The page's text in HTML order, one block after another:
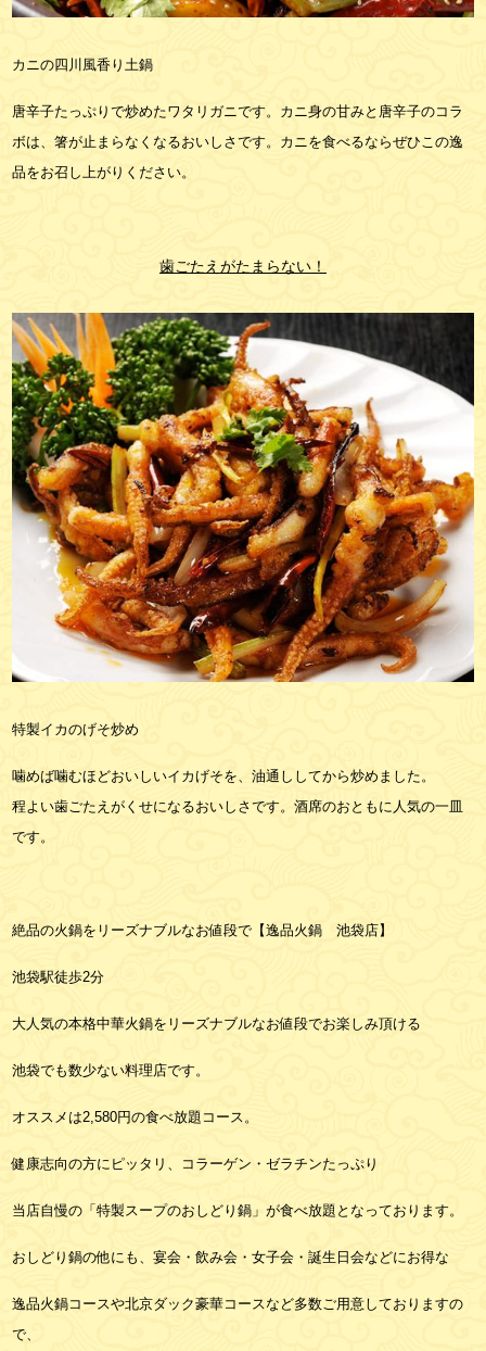
カニの四川風香り土鍋
唐辛子たっぷりで炒めたワタリガニです。カニ身の甘みと唐辛子のコラ
ボは、箸が止まらなくなるおいしさです。カニを食べるならぜひこの逸
品をお召し上がりください。
歯ごたえがたまらない！
特製イカのげそ炒め
噛めば噛むほどおいしいイカげそを、油通ししてから炒めました。
程よい歯ごたえがくせになるおいしさです。酒席のおともに人気の一皿
です。
絶品の火鍋をリーズナブルなお値段で【逸品火鍋 池袋店】
池袋駅徒歩2分
大人気の本格中華火鍋をリーズナブルなお値段でお楽しみ頂ける
池袋でも数少ない料理店です。
オススメは2,580円の食べ放題コース。
健康志向の方にピッタリ、コラーゲン・ゼラチンたっぷり
当店自慢の「特製スープのおしどり鍋」が食べ放題となっております。
おしどり鍋の他にも、宴会・飲み会・女子会・誕生日会などにお得な
逸品火鍋コースや北京ダック豪華コースなど多数ご用意しておりますの
で、